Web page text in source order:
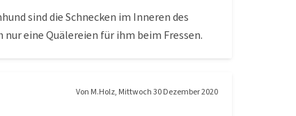
sind die Schnecken im Inneren des
eine Quälereien für ihm beim Fressen.
Von M.Holz, Mittwoch 30 Dezember 2020